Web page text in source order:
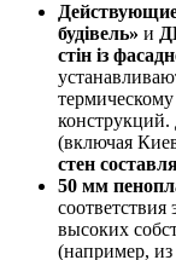
будівель» и
стін із
(включая
стен
50 мм
высоких
(например, из